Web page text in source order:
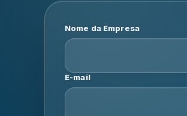
Nome da Empresa
E-mail